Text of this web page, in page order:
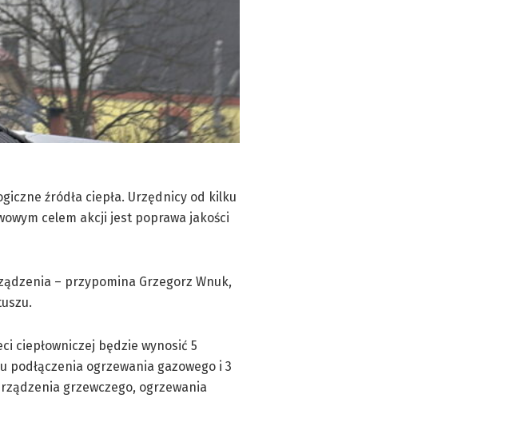
źródła ciepła. Urzędnicy od kilku
celem akcji jest poprawa jakości
– przypomina Grzegorz Wnuk,
ciepłowniczej będzie wynosić 5
podłączenia ogrzewania gazowego i 3
grzewczego, ogrzewania